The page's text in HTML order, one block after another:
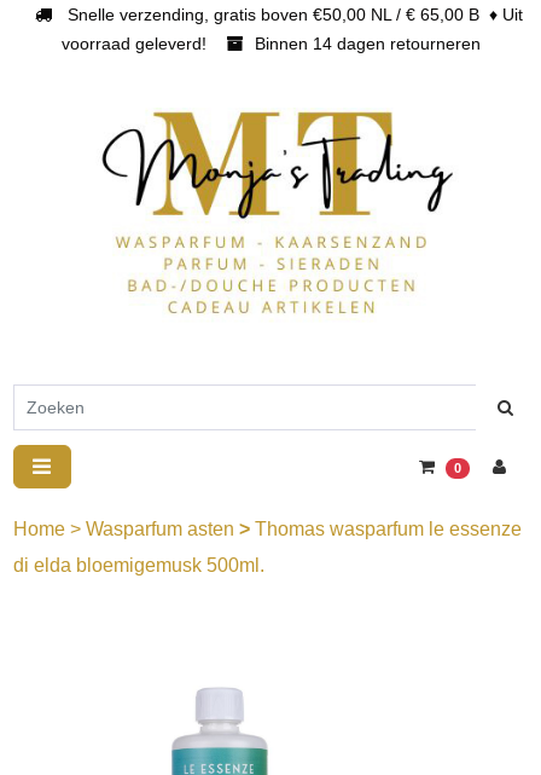
Snelle verzending, gratis boven €50,00 NL / € 65,00 B ♦ Uit
voorraad geleverd!
Binnen 14 dagen retourneren
0
Home > Wasparfum asten > Thomas wasparfum le essenze
di elda bloemigemusk 500ml.